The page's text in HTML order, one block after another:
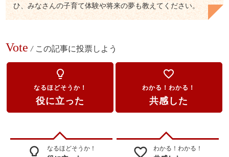
ひ、みなさんの子育て体験や将来の夢も教えてください。
Vote / この記事に投票しよう
lightbulb_outline
なるほどそうか！
役に立った
favorite_border
わかる！わかる！
共感した
lightbulb_outline なるほどそうか！ favorite_border わかる！わかる！